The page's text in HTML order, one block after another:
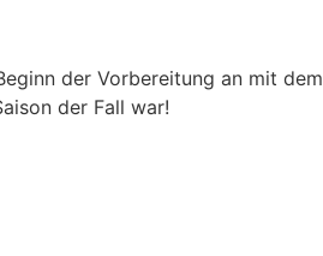
der Vorbereitung an mit dem
der Fall war!